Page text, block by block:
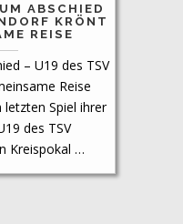
ABSCHIED
KRÖNT
REISE
– U19 des TSV
Reise
letzten Spiel ihrer
des TSV
Kreispokal …